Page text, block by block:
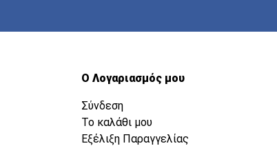
Ο Λογαριασμός μου
Σύνδεση
Το καλάθι μου
Εξέλιξη Παραγγελίας